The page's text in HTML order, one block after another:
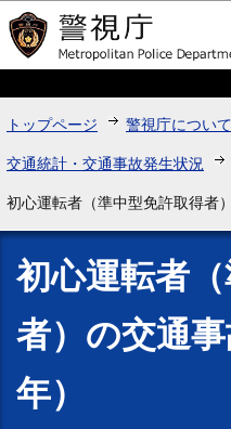
このペー
トップページ 警視庁について
交通統計・交通事故発生状況
初心運転者（準中型免許取得者
初心運転者
者）の交通
年）